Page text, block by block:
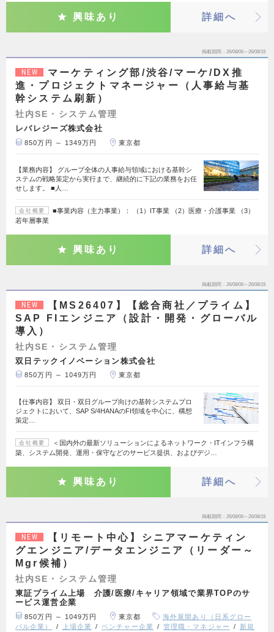
興味あり 詳細へ
掲載期間 26/08/06～26/08/19
NEW
マーケティング部/渋谷/マーケ/DX推
進・プロジェクトマネージャー（人事給与基
幹システム刷新）
社内SE・システム管理
レバレジーズ株式会社
850万円 ～ 1349万円 東京都
【業務内容】 グループ全体の人事給与領域における基幹シ
ステムの戦略策定から実行まで、継続的に下記の業務をお任
せします。 ■人…
会社概要
■事業内容（主力事業）： （1）IT事業 （2）医療・介護事業 （3）
若年層事業
興味あり 詳細へ
掲載期間 26/08/06～26/08/19
NEW
【MS26407】【総合商社／プライム】
SAP FIエンジニア（設計・開発・グローバル
導入）
社内SE・システム管理
双日テックイノベーション株式会社
850万円 ～ 1049万円 東京都
【仕事内容】 双日・双日グループ向けの基幹システムプロ
ジェクトにおいて、SAP S/4HANAのFI領域を中心に、構想
策定…
会社概要
＜国内外の最新ソリューションによるネットワーク・ITインフラ構
築、システム開発、運用・保守などのサービス提供、およびデジ…
興味あり 詳細へ
掲載期間 26/08/06～26/08/19
NEW
【リモート中心】シニアマーケティン
グエンジニア/データエンジニア（リーダー～
Mgr候補）
社内SE・システム管理
東証プライム上場 介護/医療/キャリア領域で業界TOPのサ
ービス運営企業
850万円 ～ 1049万円 東京都
海外展開あり（日系グロー
バル企業）
上場企業 ベンチャー企業 管理職・マネジャー
新規